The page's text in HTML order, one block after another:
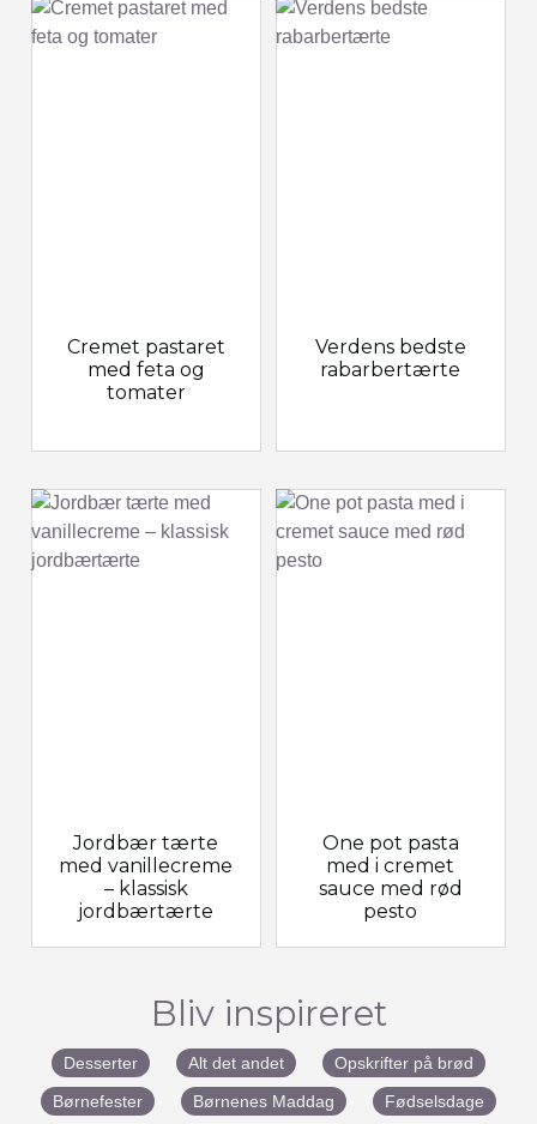
Cremet pastaret
med feta og
tomater
Jordbær tærte
med vanillecreme
– klassisk
jordbærtærte
Verdens bedste
rabarbertærte
One pot pasta
med i cremet
sauce med rød
pesto
Bliv inspireret
Desserter Alt det andet
Opskrifter på brød
Børnefester
Børnenes Maddag Fødselsdage